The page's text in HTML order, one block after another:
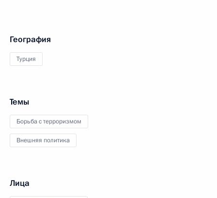
География
Турция
Темы
Борьба с терроризмом
Внешняя политика
Лица